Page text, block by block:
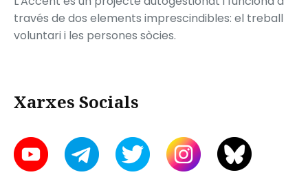
través de dos elements imprescindibles: el treball
voluntari i les persones sòcies.
Xarxes Socials